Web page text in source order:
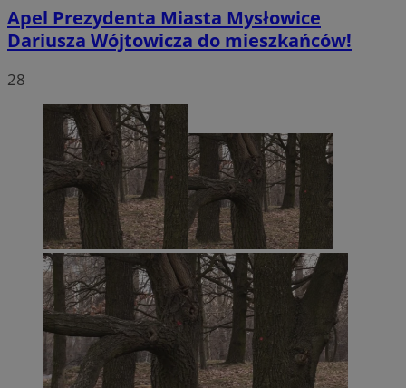
Apel Prezydenta Miasta Mysłowice
Dariusza Wójtowicza do mieszkańców!
28